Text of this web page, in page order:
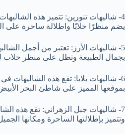
4- شاليهات تنورين: تتميز هذه
يضم منظرًا خلابًا واطلالة ساحرة على
5- شاليهات الأرز: تعتبر من أجمل
بجمال الطبيعة وتطل على منظر خلاب
6- شاليهات بلايا: تقع هذه الشاليهات في
بموقعها المميز على شاطئ البحر
7- شاليهات جبل الزهراني: تقع هذه
وتتميز بإطلالتها الساحرة ومكانها